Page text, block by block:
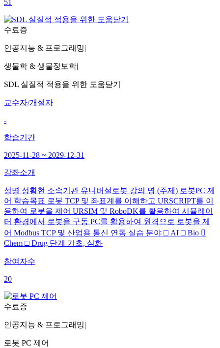
51
수료증
인공지능 & 프로그래밍|
생물학 & 생물정보학|
SDL 실질적 적용을 위한 도움닫기
교수자/개설자
-
학습기간
2025-11-28 ~ 2029-12-31
강좌소개
성명 성황현 소속기관 유니버설로봇 강의 명 (주제) 로봇PC 제
어 학습목표 로봇 TCP 및 좌표계를 이해하고 URSCRIPT를 이
용하여 로봇을 제어 URSIM 및 RoboDK를 활용하여 시뮬레이
터 환경에서 로봇을 구동 PC를 활용하여 원격으로 로봇을 제
어 Modbus TCP 및 산업용 통신 연동 실습 분야 □ AI □ Bio 
Chem □ Drug 단계 기초, 심화
참여자수
20
수료증
인공지능 & 프로그래밍|
로봇 PC 제어